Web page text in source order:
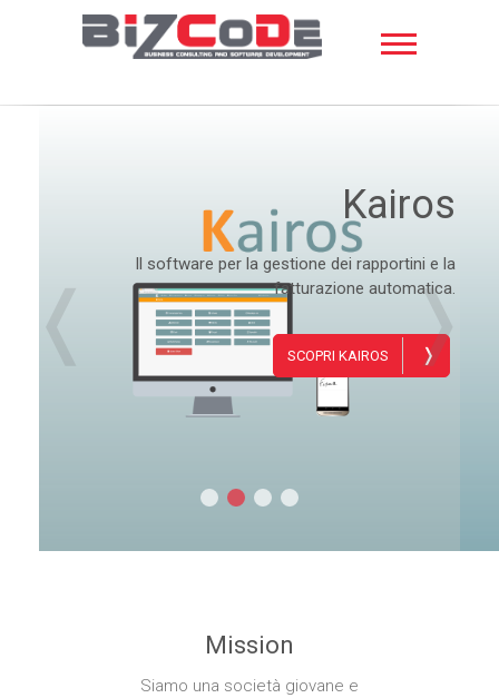
t
BizCoDe
Kairos
Il software per la gestione dei rapportini e la
fatturazione automatica.
SCOPRI KAIROS ❭
❬ ❭
Mission
Siamo una società giovane e